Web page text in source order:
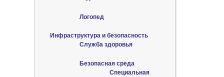
Логопед
Инфраструктура и безопасность
Служба здоровья
Безопасная среда
Специальная